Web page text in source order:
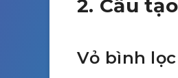
2. Cấu
Vỏ bình lọc